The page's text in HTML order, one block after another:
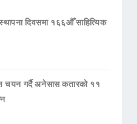
दिवसमा १६६औँ साहित्यिक
चयन गर्दै अनेसास कतारको ११